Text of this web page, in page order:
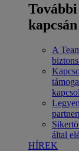
kapcsán
A
által
HÍREK